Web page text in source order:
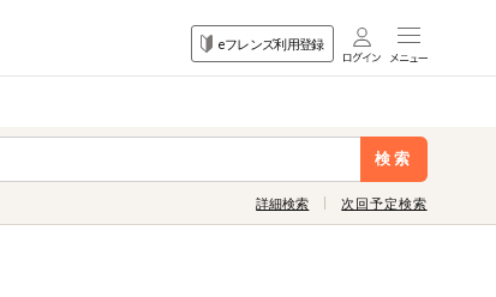
eフレンズ利用登録
検索
詳細検索 次回予定検索